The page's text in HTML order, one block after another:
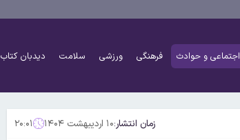
اجتماعی و حوادث فرهنگی ورزشی سلامت دیدبان کتاب
زمان انتشار:۱۰ اردیبهشت ۱۴۰۴ ۲۰:۰۱